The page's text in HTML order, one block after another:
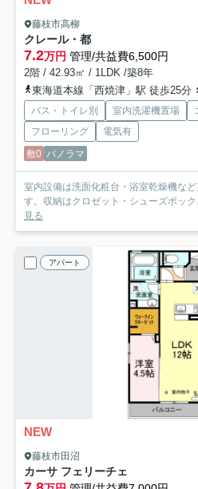
藤枝市高柳
クレール・都
7.2万円 管理/共益費6,500円
2階 / 42.93㎡ / 1LDK /築8年
東海道本線「西焼津」駅 徒歩25分
バス・トイレ別 室内洗濯機置場
フローリング
電気有
敷0 パノラマ
室内設備は洗面化粧台・浴室乾燥機な
す。収納はクロゼット・シューズボック
見る
アパート
NEW
藤枝市田沼
カーサ フェリーチェ